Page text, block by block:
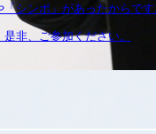
「シンポ」があったからで
非、ご参加ください。